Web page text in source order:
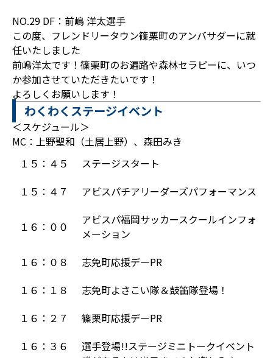
NO.29 DF：前嶋 洋太選手
この度、フレンドリータウン篠栗町のアンバサダーに就
任いたしました
前嶋洋太です！篠栗町のお遍路や森林セラピーに、いつ
か参加させていただきたいです！
よろしくお願いします！
わくわくステージイベント
＜スケジュール＞
MC：上野聖和（土居上野）、森田みき
１５：４５
ステージスタート
１５：４７
アビスパチアリーダーズパフォーマンス
１６：００
アビスパ福岡サッカースクールインフォ
メーション
１６：０８
志免町応援デーPR
１６：１８
志免町よさこい隊＆鼓笛隊登場！
１６：２７
篠栗町応援デーPR
１６：３６
選手登場!!ステージミニトークイベント